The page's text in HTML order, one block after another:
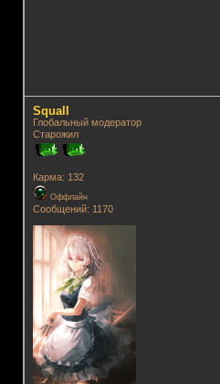
Squall
Глобальный модератор
Старожил
Карма: 132
Оффлайн
Сообщений: 1170